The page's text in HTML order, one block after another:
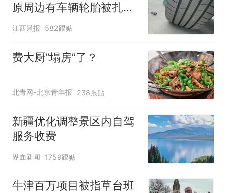
原周边有车辆轮胎被扎，
修理店铺换胎价格高达千
江西晨报 582跟贴
费大厨“塌房”了？
北青网-北京青年报 238跟贴
新疆优化调整景区内自驾
服务收费
界面新闻 1759跟贴
牛津百万项目被指草台班